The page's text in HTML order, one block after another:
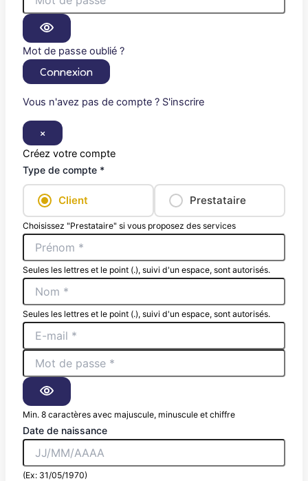
Mot de passe oublié ?
Connexion
Vous n'avez pas de compte ? S'inscrire
×
Créez votre compte
Type de compte *
Client Prestataire
Choisissez "Prestataire" si vous proposez des services
Seules les lettres et le point (.), suivi d'un espace, sont autorisés.
Seules les lettres et le point (.), suivi d'un espace, sont autorisés.
Min. 8 caractères avec majuscule, minuscule et chiffre
Date de naissance
(Ex: 31/05/1970)